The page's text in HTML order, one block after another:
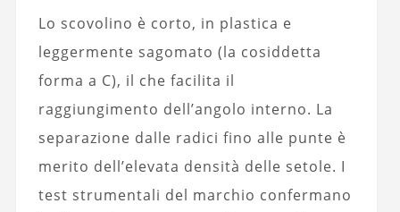
Lo scovolino è corto, in plastica e
leggermente sagomato (la cosiddetta
forma a C), il che facilita il
raggiungimento dell’angolo interno. La
separazione dalle radici fino alle punte è
merito dell’elevata densità delle setole. I
test strumentali del marchio confermano